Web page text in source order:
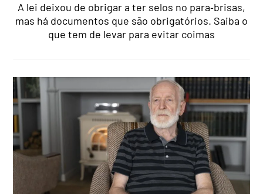
A lei deixou de obrigar a ter selos no para‑brisas,
mas há documentos que são obrigatórios. Saiba o
que tem de levar para evitar coimas